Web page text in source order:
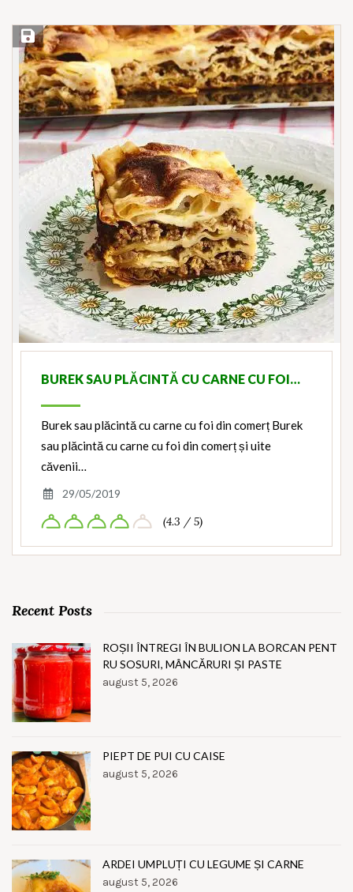
Save Recipe
BUREK SAU PLĂCINTĂ CU CARNE CU FOI…
Burek sau plăcintă cu carne cu foi din comerț Burek
sau plăcintă cu carne cu foi din comerț și uite
căvenii…
29/05/2019
(4.3 / 5)
Recent Posts
ROȘII ÎNTREGI ÎN BULION LA BORCAN PENT
RU SOSURI, MÂNCĂRURI ȘI PASTE
august 5, 2026
PIEPT DE PUI CU CAISE
august 5, 2026
ARDEI UMPLUȚI CU LEGUME ȘI CARNE
august 5, 2026